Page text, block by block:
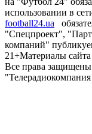
использовании в
football24.ua
"Спецпроект",
компаний"
21+Материалы
Все права